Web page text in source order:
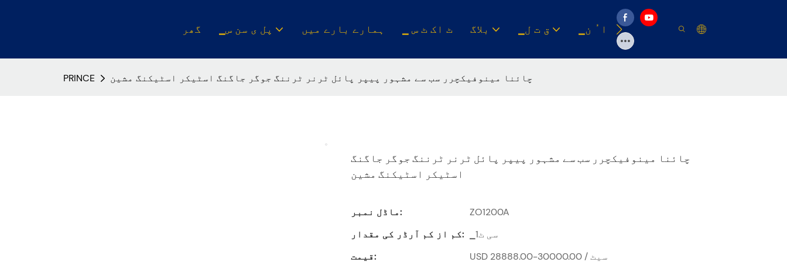
گھر ▁پل ی سن س ہمارے بارے میں ▁ ٹ اک ٹ س بلاگ ▁ق ت ل ▁ا ُ ن وسیلہ
PRINCE چائنا مینوفیکچرر سب سے مشہور پیپر پائل ٹرنر ٹرننگ جوگر جاگنگ اسٹیکر اسٹیکنگ مشین
چائنا مینوفیکچرر سب سے مشہور پیپر پائل ٹرنر ٹرننگ جوگر جاگنگ
اسٹیکر اسٹیکنگ مشین
ماڈل نمبر:
ZO1200A
کم از کم آرڈر کی مقدار:
▁سی ٹ1
قیمت:
USD 28888.00-30000.00 / سیٹ